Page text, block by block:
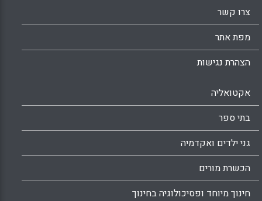
צרו קשר
מפת אתר
הצהרת נגישות
אקטואליה
בתי ספר
גני ילדים ואקדמיה
הכשרת מורים
חינוך מיוחד ופסיכולוגיה בחינוך